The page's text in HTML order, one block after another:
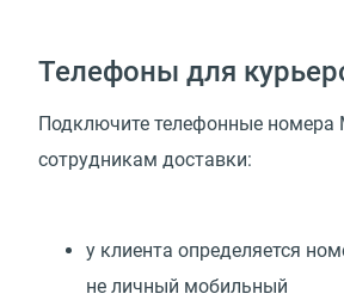
Телефоны для
Подключите телефонные
сотрудникам доставки:
у клиента определяется
не личный мобильный